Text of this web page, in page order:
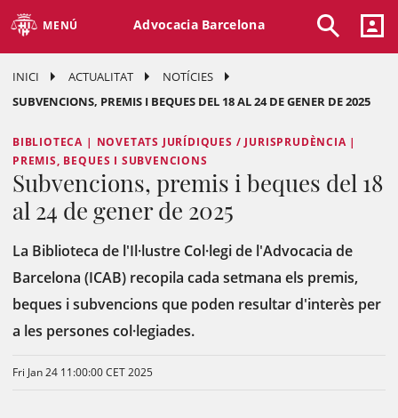
MENÚ Advocacia Barcelona
INICI ACTUALITAT
NOTÍCIES
SUBVENCIONS, PREMIS I BEQUES DEL 18 AL 24 DE GENER DE 2025
BIBLIOTECA | NOVETATS JURÍDIQUES / JURISPRUDÈNCIA |
PREMIS, BEQUES I SUBVENCIONS
Subvencions, premis i beques del 18
al 24 de gener de 2025
La Biblioteca de l'Il·lustre Col·legi de l'Advocacia de
Barcelona (ICAB) recopila cada setmana els premis,
beques i subvencions que poden resultar d'interès per
a les persones col·legiades.
Fri Jan 24 11:00:00 CET 2025